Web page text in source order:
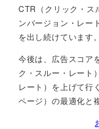
CTR（クリック・ス
ンバージョン・レー
を出し続けています。
今後は、広告スコア
ク・スルー・レート
レート）を上げて行
ページ）の最適化と